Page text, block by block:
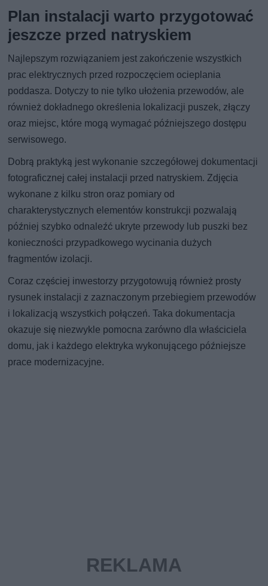
Plan instalacji warto przygotować
jeszcze przed natryskiem
Najlepszym rozwiązaniem jest zakończenie wszystkich
prac elektrycznych przed rozpoczęciem ocieplania
poddasza. Dotyczy to nie tylko ułożenia przewodów, ale
również dokładnego określenia lokalizacji puszek, złączy
oraz miejsc, które mogą wymagać późniejszego dostępu
serwisowego.
Dobrą praktyką jest wykonanie szczegółowej dokumentacji
fotograficznej całej instalacji przed natryskiem. Zdjęcia
wykonane z kilku stron oraz pomiary od
charakterystycznych elementów konstrukcji pozwalają
później szybko odnaleźć ukryte przewody lub puszki bez
konieczności przypadkowego wycinania dużych
fragmentów izolacji.
Coraz częściej inwestorzy przygotowują również prosty
rysunek instalacji z zaznaczonym przebiegiem przewodów
i lokalizacją wszystkich połączeń. Taka dokumentacja
okazuje się niezwykle pomocna zarówno dla właściciela
domu, jak i każdego elektryka wykonującego późniejsze
prace modernizacyjne.